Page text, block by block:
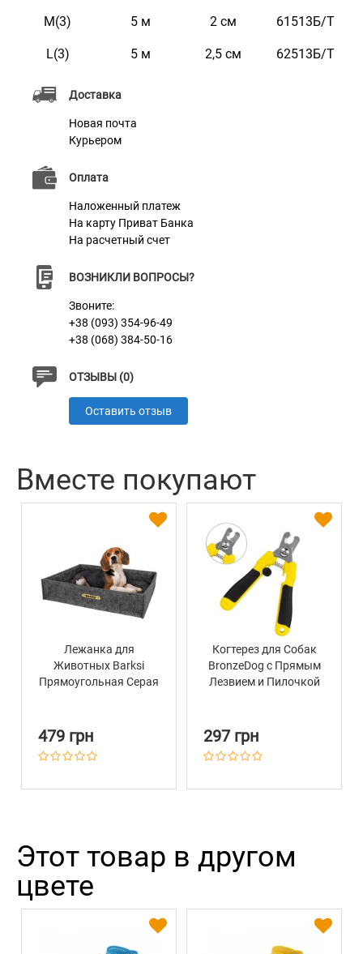
Доставка
Новая почта
Курьером
Оплата
Наложенный платеж
На карту Приват Банка
На расчетный счет
ВОЗНИКЛИ ВОПРОСЫ?
Звоните:
+38 (093) 354-96-49
+38 (068) 384-50-16
ОТЗЫВЫ (0)
Оставить отзыв
Цвет Зеленый
Фурнитура Металл
M(3) 5 м 2 см 61513Б/Т
L(3) 5 м 2,5 см 62513Б/Т
Вместе покупают
Лежанка для
Животных Barksi
Прямоугольная Серая
479 грн
Когтерез для Собак
BronzeDog с Прямым
Лезвием и Пилочкой
297 грн
Этот товар в другом
цвете